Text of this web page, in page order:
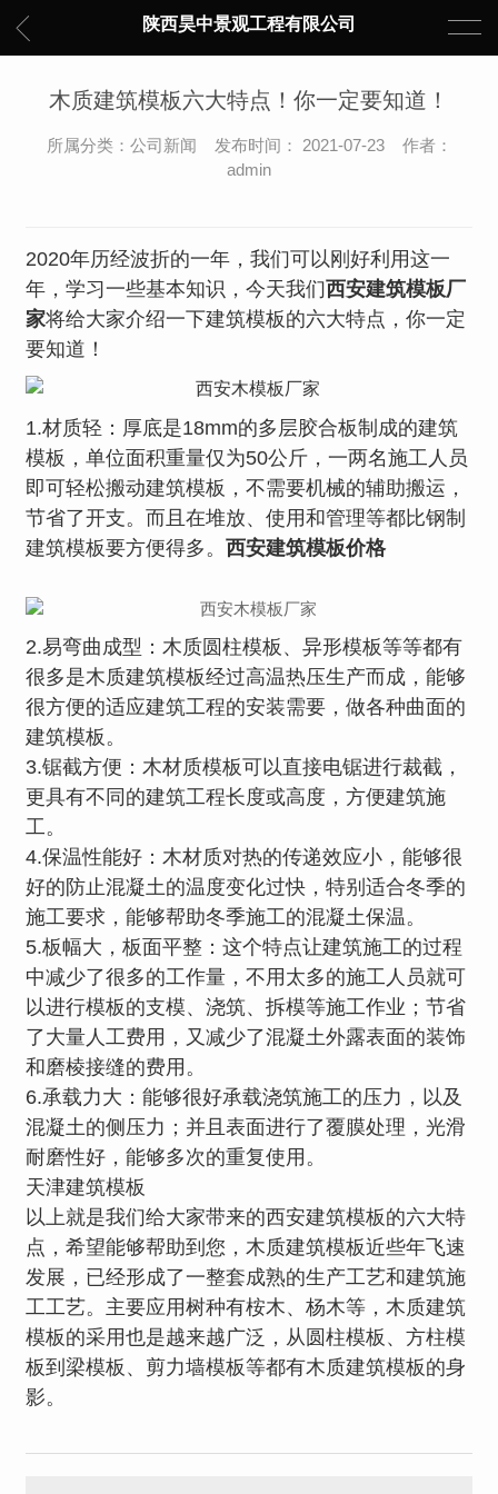
陕西昊中景观工程有限公司
木质建筑模板六大特点！你一定要知道！
所属分类：公司新闻 发布时间： 2021-07-23 作者：
admin
2020年历经波折的一年，我们可以刚好利用这一
年，学习一些基本知识，今天我们西安建筑模板厂
家将给大家介绍一下建筑模板的六大特点，你一定
要知道！
1.材质轻：厚底是18mm的多层胶合板制成的建筑
模板，单位面积重量仅为50公斤，一两名施工人员
即可轻松搬动建筑模板，不需要机械的辅助搬运，
节省了开支。而且在堆放、使用和管理等都比钢制
建筑模板要方便得多。西安建筑模板价格
2.易弯曲成型：木质圆柱模板、异形模板等等都有
很多是木质建筑模板经过高温热压生产而成，能够
很方便的适应建筑工程的安装需要，做各种曲面的
建筑模板。
3.锯截方便：木材质模板可以直接电锯进行裁截，
更具有不同的建筑工程长度或高度，方便建筑施
工。
4.保温性能好：木材质对热的传递效应小，能够很
好的防止混凝土的温度变化过快，特别适合冬季的
施工要求，能够帮助冬季施工的混凝土保温。
5.板幅大，板面平整：这个特点让建筑施工的过程
中减少了很多的工作量，不用太多的施工人员就可
以进行模板的支模、浇筑、拆模等施工作业；节省
了大量人工费用，又减少了混凝土外露表面的装饰
和磨棱接缝的费用。
6.承载力大：能够很好承载浇筑施工的压力，以及
混凝土的侧压力；并且表面进行了覆膜处理，光滑
耐磨性好，能够多次的重复使用。
天津建筑模板
以上就是我们给大家带来的西安建筑模板的六大特
点，希望能够帮助到您，木质建筑模板近些年飞速
发展，已经形成了一整套成熟的生产工艺和建筑施
工工艺。主要应用树种有桉木、杨木等，木质建筑
模板的采用也是越来越广泛，从圆柱模板、方柱模
板到梁模板、剪力墙模板等都有木质建筑模板的身
影。